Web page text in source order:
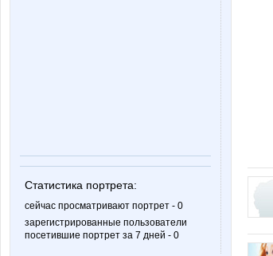
Статистика портрета:
сейчас просматривают портрет - 0
зарегистрированные пользователи
посетившие портрет за 7 дней - 0